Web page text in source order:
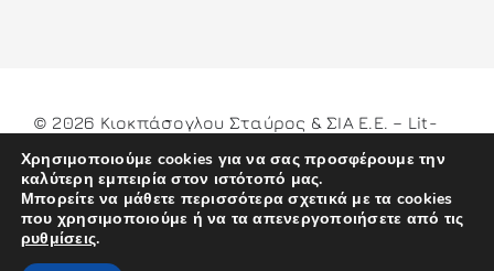
© 2026 Κιοκπάσογλου Σταύρος & ΣΙΑ Ε.Ε. – Lit-
Solutions
Χρησιμοποιούμε cookies για να σας προσφέρουμε την
καλύτερη εμπειρία στον ιστότοπό μας.
Μπορείτε να μάθετε περισσότερα σχετικά με τα cookies
που χρησιμοποιούμε ή να τα απενεργοποιήσετε από τις
ρυθμίσεις.